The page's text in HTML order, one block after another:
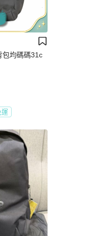
包均碼碼31c
運